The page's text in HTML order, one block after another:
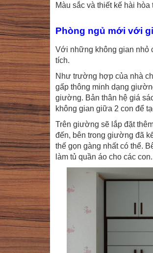
Màu sắc và thiết kế hài
Phòng ngủ mới với
Với những không gian nhỏ
tích.
Như trường hợp của nhà
gấp thông minh dạng
giường. Bản thân hệ giá
không gian giữa 2 con để
Trên giường sẽ lắp đặt
đến, bên trong giường đã
thế gọn gàng nhất có thể.
làm tủ quần áo cho các con.